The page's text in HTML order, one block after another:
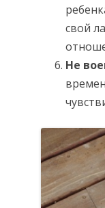
свой
Не